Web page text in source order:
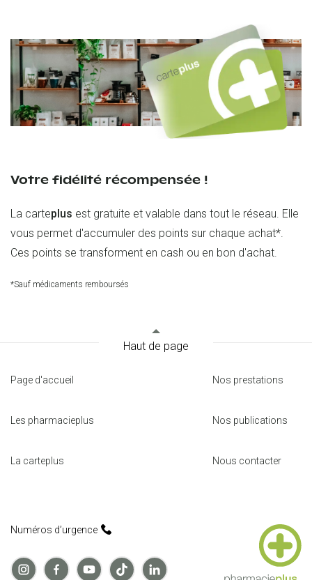
Votre fidélité récompensée !
La carteplus est gratuite et valable dans tout le réseau. Elle
vous permet d'accumuler des points sur chaque achat*.
Ces points se transforment en cash ou en bon d'achat.
*Sauf médicaments remboursés
Haut de page
Page d'accueil
Les pharmacieplus
La carteplus
Nos prestations
Nos publications
Nous contacter
Numéros d’urgence